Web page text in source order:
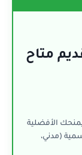
متاح
الأفضلية
(مدني،